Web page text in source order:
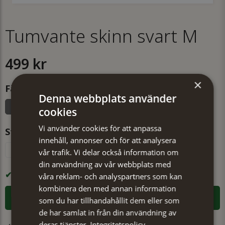
Tumvante skinn svart M
499 kr
Färg
Storlek
M L
I LAGER
LÄGG I VARUKORGEN
×
Denna webbplats använder
cookies
Vi använder cookies för att anpassa
innehåll, annonser och för att analysera
vår trafik. Vi delar också information om
din användning av vår webbplats med
våra reklam- och analyspartners som kan
kombinera den med annan information
som du har tillhandahållit dem eller som
de har samlat in från din användning av